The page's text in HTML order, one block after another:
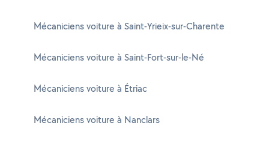
Mécaniciens voiture à Saint-Yrieix-sur-Charente
Mécaniciens voiture à Saint-Fort-sur-le-Né
Mécaniciens voiture à Étriac
Mécaniciens voiture à Nanclars